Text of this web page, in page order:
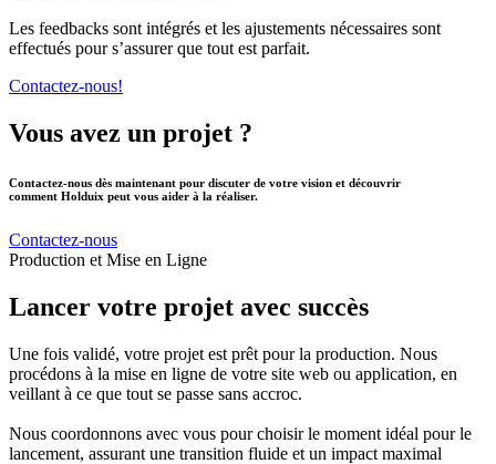
Les feedbacks sont intégrés et les ajustements nécessaires sont
effectués pour s’assurer que tout est parfait.
Contactez-nous!
Vous avez un projet ?
Contactez-nous dès maintenant pour discuter de votre vision et découvrir
comment Holduix peut vous aider à la réaliser.
Contactez-nous
Production et Mise en Ligne
Lancer votre projet avec succès
Une fois validé, votre projet est prêt pour la production. Nous
procédons à la mise en ligne de votre site web ou application, en
veillant à ce que tout se passe sans accroc.
Nous coordonnons avec vous pour choisir le moment idéal pour le
lancement, assurant une transition fluide et un impact maximal